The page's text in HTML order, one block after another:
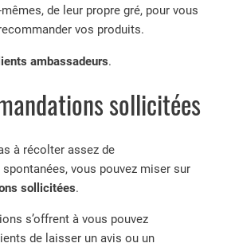
de leur propre gré, pour vous
vos produits.
ambassadeurs.
sollicitées
à récolter assez de
vous pouvez miser sur
sollicitées.
s’offrent à vous pouvez
de laisser un avis ou un